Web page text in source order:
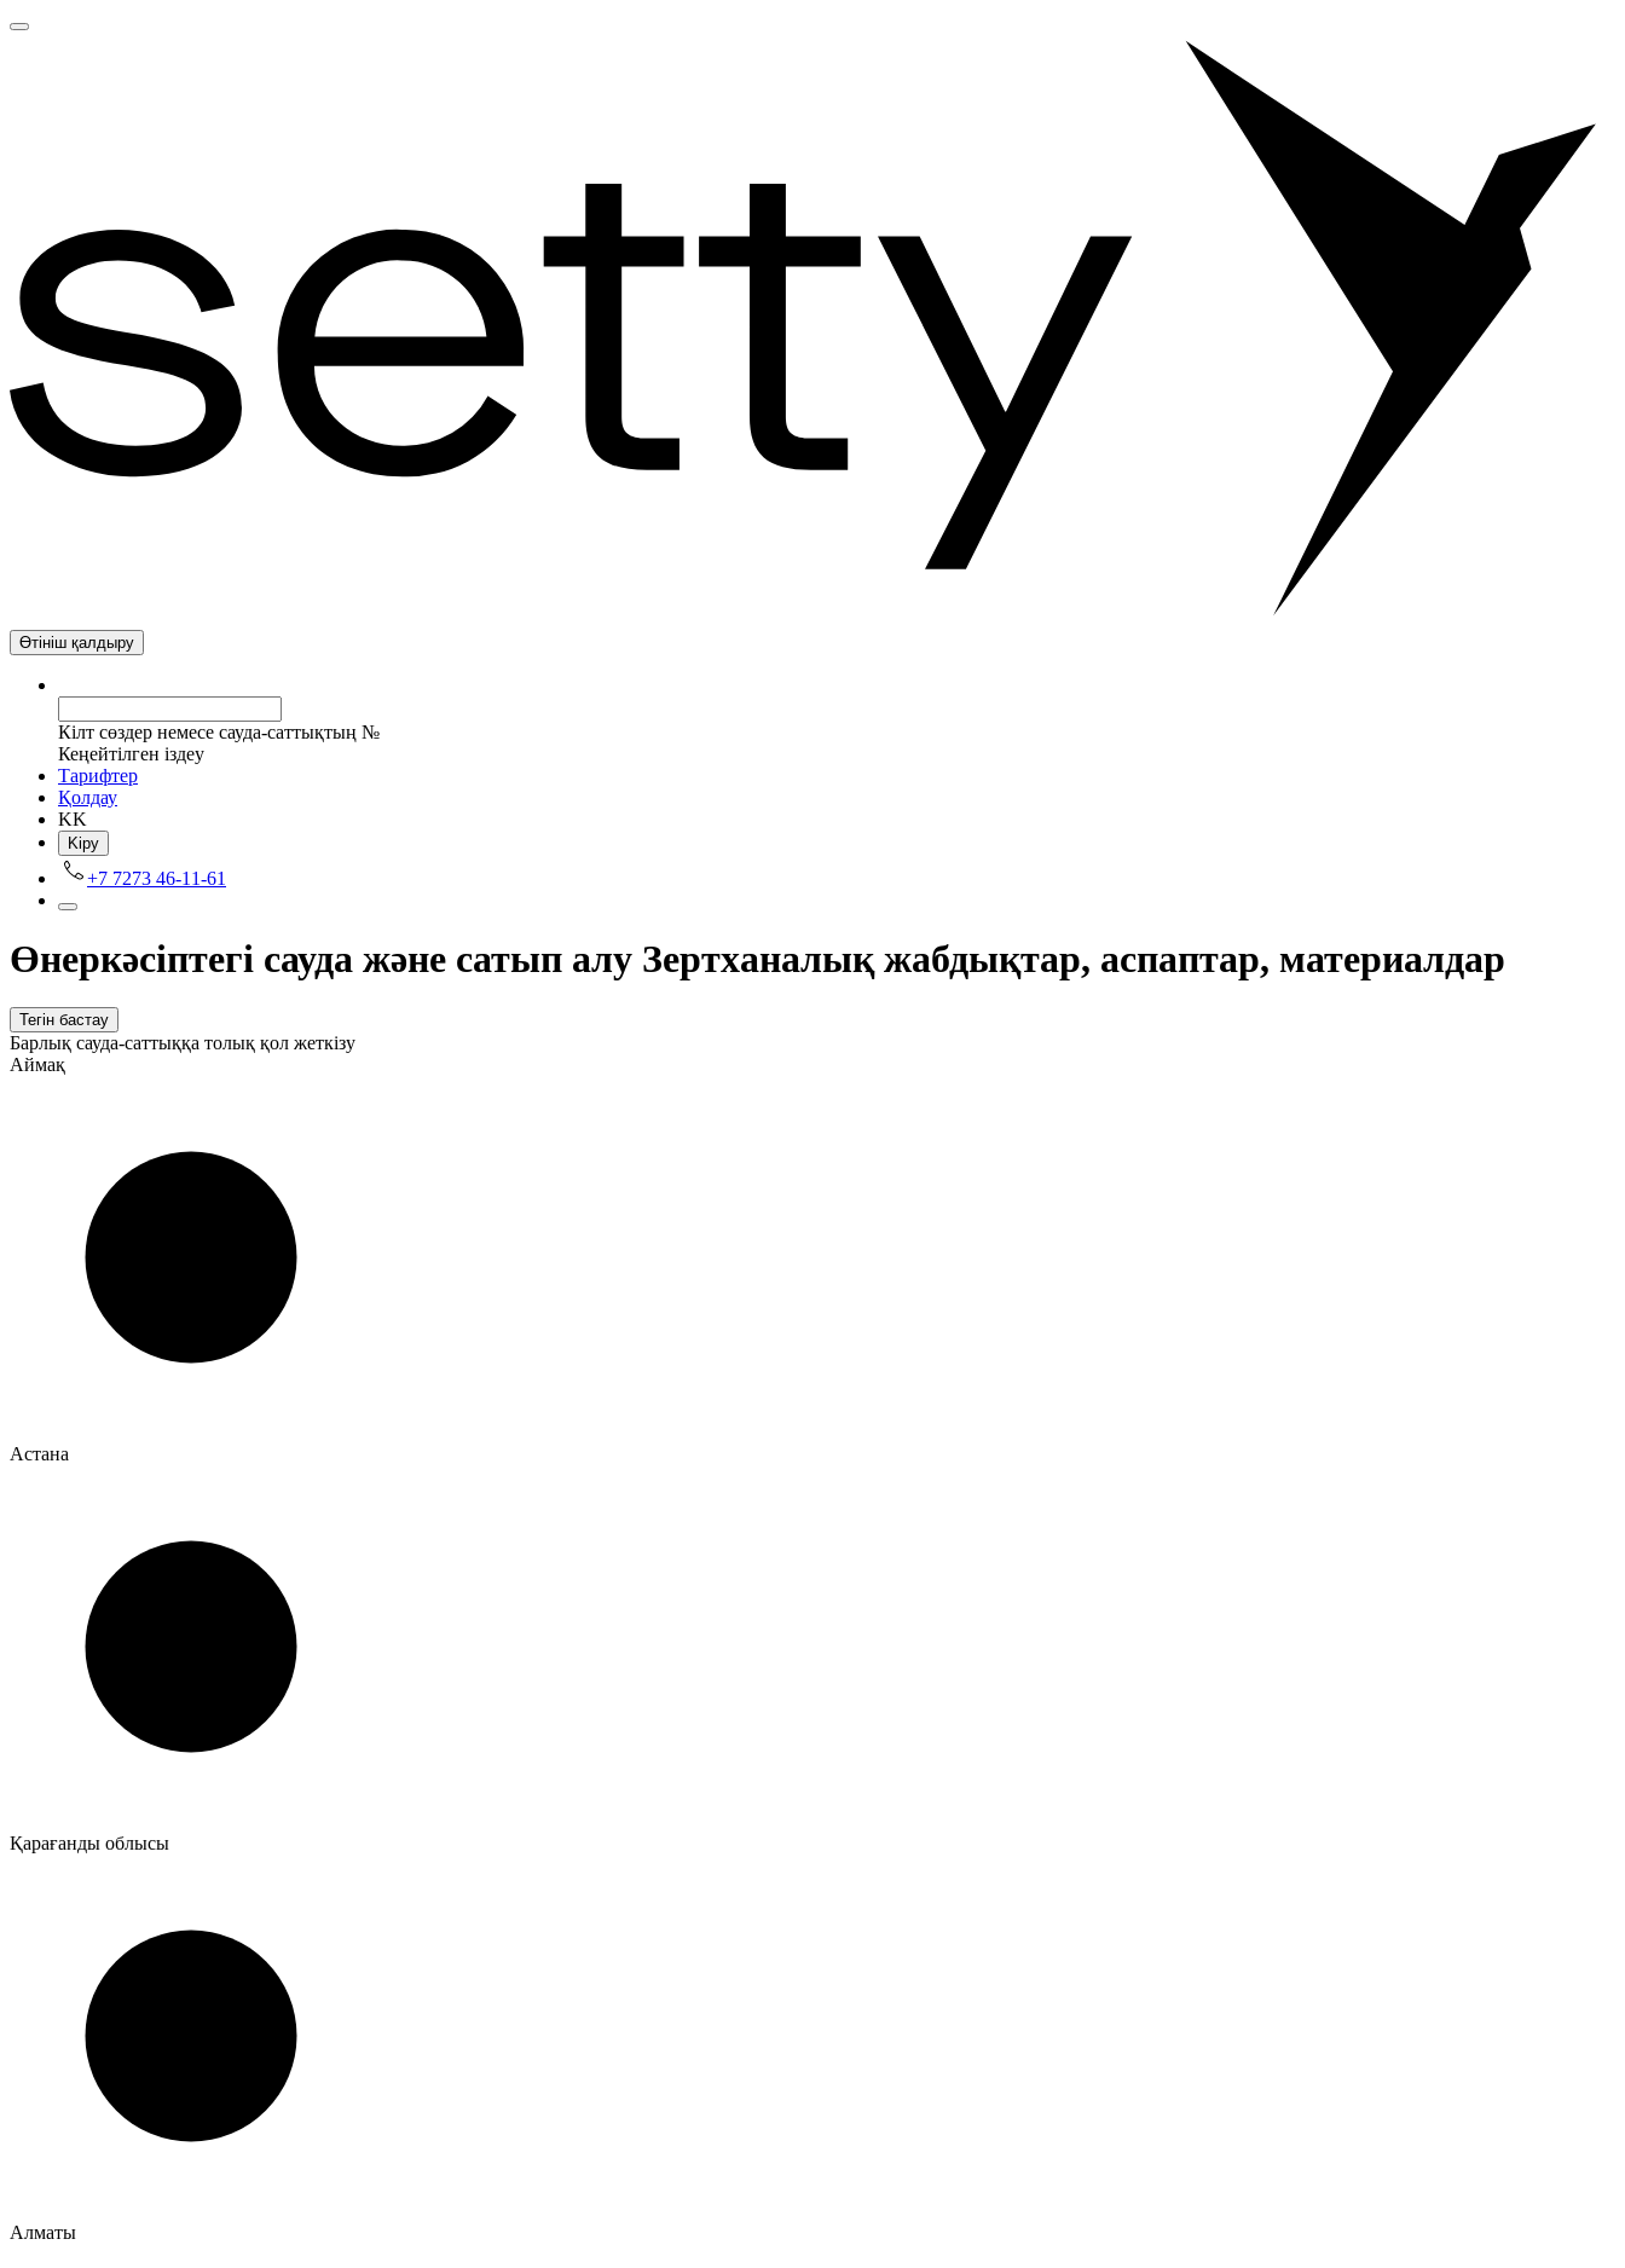
Өтініш қалдыру
Кілт сөздер немесе сауда-саттықтың №
Кеңейтілген іздеу
Tарифтер
Қолдау
KK
Kіру
+7 7273 46-11-61
Өнеркәсіптегі сауда және сатып алу Зертханалық жабдықтар, аспаптар, материалдар
Тегін бастау
Барлық сауда-саттыққа толық қол жеткізу
Аймақ
Астана
Қарағанды облысы
Алматы